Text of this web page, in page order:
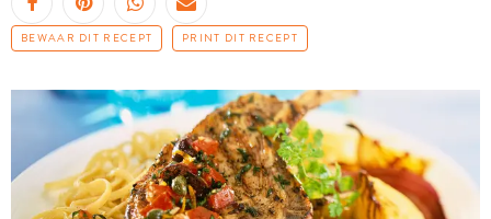
BEWAAR DIT RECEPT PRINT DIT RECEPT